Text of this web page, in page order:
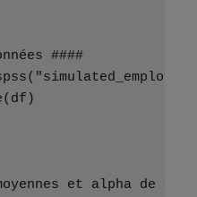
####
et alpha de